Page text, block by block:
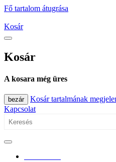
Fő tartalom átugrása
Kosár
Kosár
A kosara még üres
bezár
Kosár tartalmának
Kapcsolat